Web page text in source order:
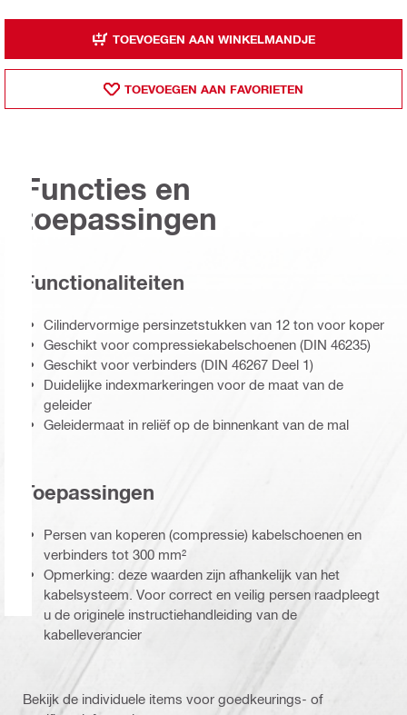
TOEVOEGEN AAN WINKELMANDJE
TOEVOEGEN AAN FAVORIETEN
Functies en
toepassingen
Functionaliteiten
Cilindervormige persinzetstukken van 12 ton voor koper
Geschikt voor compressiekabelschoenen (DIN 46235)
Geschikt voor verbinders (DIN 46267 Deel 1)
Duidelijke indexmarkeringen voor de maat van de
geleider
Geleidermaat in reliëf op de binnenkant van de mal
Toepassingen
Persen van koperen (compressie) kabelschoenen en
verbinders tot 300 mm²
Opmerking: deze waarden zijn afhankelijk van het
kabelsysteem. Voor correct en veilig persen raadpleegt
u de originele instructiehandleiding van de
kabelleverancier
Bekijk de individuele items voor goedkeurings- of